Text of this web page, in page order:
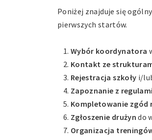
Poniżej znajduje się
pierwszych startów.
Wybór koordynatora
Kontakt ze
Rejestracja szkoły i/
Zapoznanie z
Kompletowanie
Zgłoszenie drużyn do
Organizacja